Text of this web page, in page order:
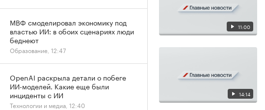
11:00
14:14
МВФ смоделировал экономику под
властью ИИ: в обоих сценариях люди
беднеют
Образование, 12:47
OpenAI раскрыла детали о побеге
ИИ-моделей. Какие еще были
инциденты с ИИ
Технологии и медиа, 12:40